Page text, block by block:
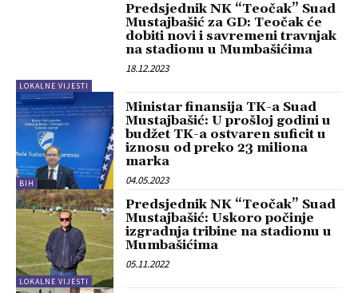
LOKALNE VIJESTI
Predsjednik NK “Teočak” Suad
Mustajbašić za GD: Teočak će
dobiti novi i savremeni travnjak
na stadionu u Mumbašićima
18.12.2023
BIH
Ministar finansija TK-a Suad
Mustajbašić: U prošloj godini u
budžet TK-a ostvaren suficit u
iznosu od preko 23 miliona
marka
04.05.2023
LOKALNE VIJESTI
Predsjednik NK “Teočak” Suad
Mustajbašić: Uskoro počinje
izgradnja tribine na stadionu u
Mumbašićima
05.11.2022